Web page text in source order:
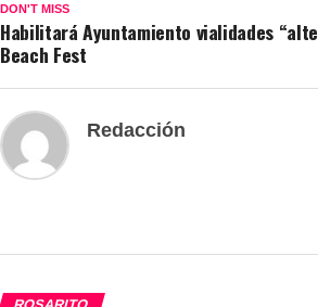
DON'T MISS
Habilitará Ayuntamiento vialidades
Beach Fest
Redacción